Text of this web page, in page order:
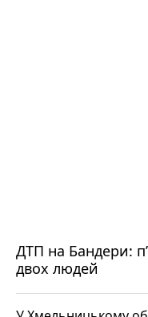
ДТП на Бандери:
двох людей